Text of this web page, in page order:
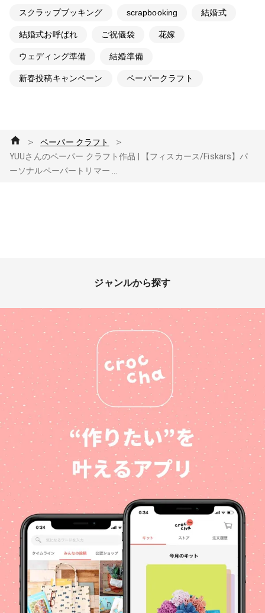
スクラップブッキング scrapbooking 結婚式
結婚式お呼ばれ ご祝儀袋 花嫁
ウェディング準備 結婚準備
新春投稿キャンペーン ペーパークラフト
＞ ペーパー クラフト ＞
YUUさんのペーパー クラフト作品 | 【フィスカース/Fiskars】パ
ーソナルペーパートリマー ...
ジャンルから探す